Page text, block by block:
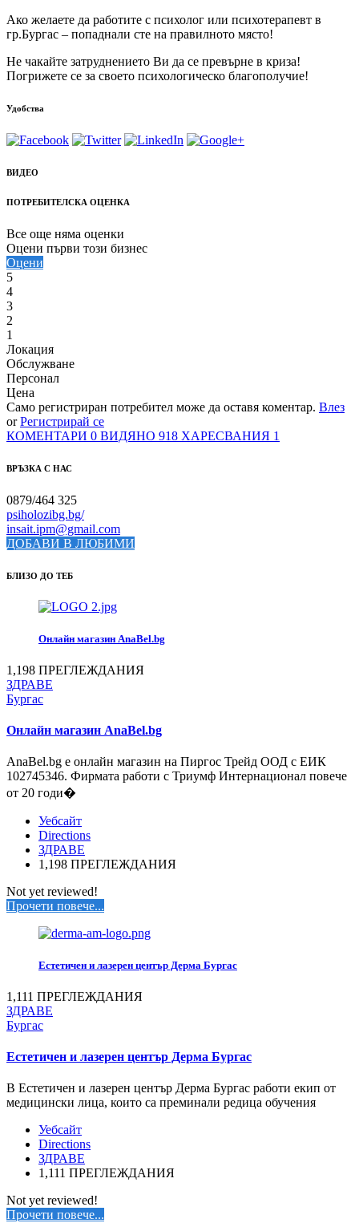
Ако желаете да работите с психолог или психотерапевт в
гр.Бургас – попаднали сте на правилното място!
Не чакайте затруднението Ви да се превърне в криза!
Погрижете се за своето психологическо благополучие!
Удобства
ВИДЕО
ПОТРЕБИТЕЛСКА ОЦЕНКА
Все още няма оценки
Оцени първи този бизнес
Оцени
5
4
3
2
1
Локация
Обслужване
Персонал
Цена
Само регистриран потребител може да оставя коментар. Влез
orРегистрирай се
КОМЕНТАРИ 0 ВИДЯНО 918 ХАРЕСВАНИЯ 1
ВРЪЗКА С НАС
0879/464 325
psiholozibg.bg/
insait.ipm@gmail.com
ДОБАВИ В ЛЮБИМИ
БЛИЗО ДО ТЕБ
Онлайн магазин AnaBel.bg
1,198 ПРЕГЛЕЖДАНИЯ
ЗДРАВЕ
Бургас
Онлайн магазин AnaBel.bg
АnaBel.bg е онлайн магазин на Пиргос Трейд ООД с ЕИК
102745346. Фирмата работи с Триумф Интернационал повече
от 20 годи�
Уебсайт
Directions
ЗДРАВЕ
1,198 ПРЕГЛЕЖДАНИЯ
Not yet reviewed!
Прочети повече...
Естетичен и лазерен център Дерма Бургас
1,111 ПРЕГЛЕЖДАНИЯ
ЗДРАВЕ
Бургас
Естетичен и лазерен център Дерма Бургас
В Естетичен и лазерен център Дерма Бургас работи екип от
медицински лица, които са преминали редица обучения
Уебсайт
Directions
ЗДРАВЕ
1,111 ПРЕГЛЕЖДАНИЯ
Not yet reviewed!
Прочети повече...